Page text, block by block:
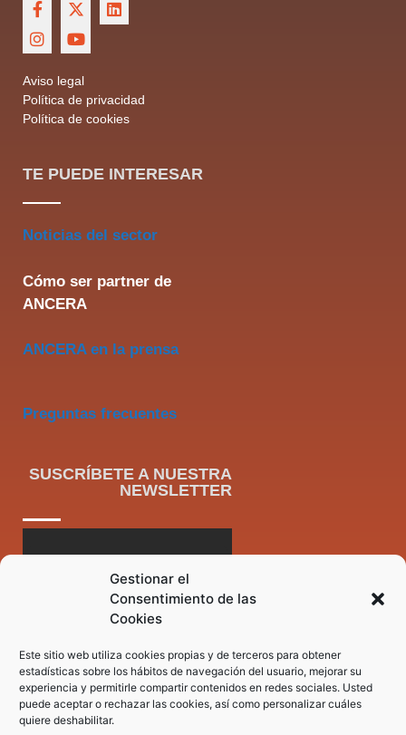
Gestionar el
Consentimiento de las
Cookies
Este sitio web utiliza cookies propias y de terceros para obtener
estadísticas sobre los hábitos de navegación del usuario, mejorar su
experiencia y permitirle compartir contenidos en redes sociales. Usted
puede aceptar o rechazar las cookies, así como personalizar cuáles
quiere deshabilitar.
Aviso legal
Política de privacidad
Política de cookies
TE PUEDE INTERESAR
Noticias del sector
Cómo ser partner de
ANCERA
ANCERA en la prensa
Preguntas frecuentes
SUSCRÍBETE A NUESTRA
NEWSLETTER